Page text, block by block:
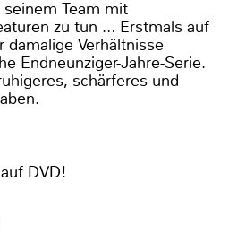
Team mit
zu tun … Erstmals auf
Verhältnisse
Endneunziger-Jahre-Serie.
schärferes und
DVD!